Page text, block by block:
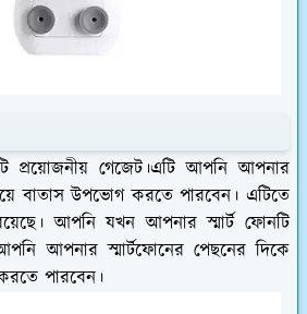
প্রয়োজনীয় গেজেট।এটি আপনি আপনার
বাতাস উপভোগ করতে পারবেন। এটিতে
আপনি যখন আপনার স্মার্ট ফোনটি
আপনার স্মার্টফোনের পেছনের দিকে
পারবেন।